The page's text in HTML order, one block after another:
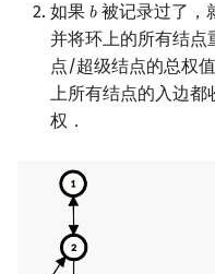
如果 𝑏
b被记录过了，
并将环上的所有结点
点/超级结点的总权
上所有结点的入边都
权．